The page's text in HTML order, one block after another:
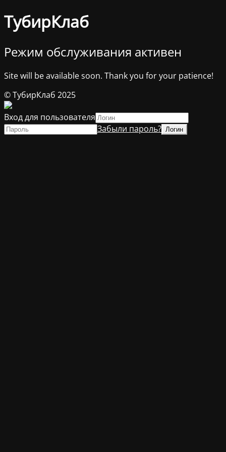
ТубирКлаб
Режим обслуживания активен
Site will be available soon. Thank you for your patience!
© ТубирКлаб 2025
Вход для пользователя
Забыли пароль?